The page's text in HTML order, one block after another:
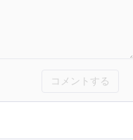
コメントする